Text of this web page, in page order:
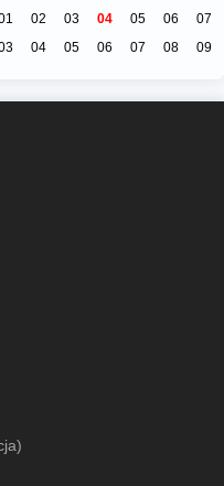
02 03 04 05 06
07
04 05 06 07 08 09